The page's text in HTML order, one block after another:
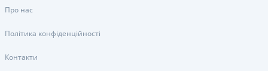
Про нас
Політика конфіденційності
Контакти